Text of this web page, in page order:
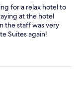
for a relax hotel to
at the hotel
the staff was very
Suites again!